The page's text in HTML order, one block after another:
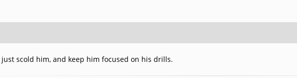
scold him, and keep him focused on his drills.